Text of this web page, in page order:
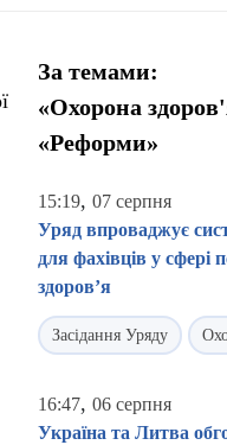
За темами:
«Охорона
«Реформи»
15:19, 07 серпня
Уряд впроваджує
для фахівців у сфері
здоров’я
Засідання Уряду
16:47, 06 серпня
Україна та Литва